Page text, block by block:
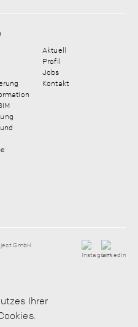
Ihrer
Aktuell
Profil
Jobs
Kontakt
GmbH